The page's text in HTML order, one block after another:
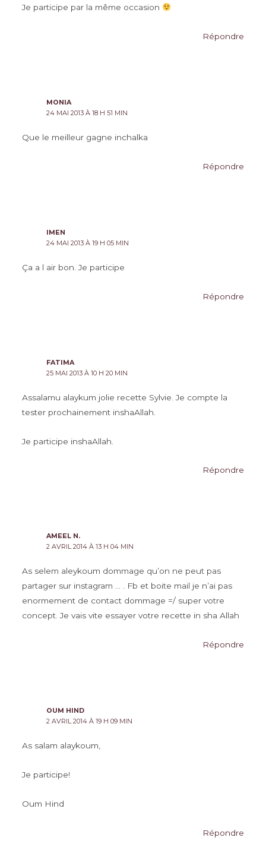
Je participe par la même occasion
Répondre
MONIA
24 MAI 2013 À 18 H 51 MIN
Que le meilleur gagne inchalka
Répondre
IMEN
24 MAI 2013 À 19 H 05 MIN
Ça a l air bon. Je participe
Répondre
FATIMA
25 MAI 2013 À 10 H 20 MIN
Assalamu alaykum jolie recette Sylvie. Je compte la
tester prochainement inshaAllah.
Je participe inshaAllah.
Répondre
AMEEL N.
2 AVRIL 2014 À 13 H 04 MIN
As selem aleykoum dommage qu’on ne peut pas
partager sur instagram … . Fb et boite mail je n’ai pas
enormement de contact dommage =/ super votre
concept. Je vais vite essayer votre recette in sha Allah
Répondre
OUM HIND
2 AVRIL 2014 À 19 H 09 MIN
As salam alaykoum,
Je participe!
Oum Hind
Répondre